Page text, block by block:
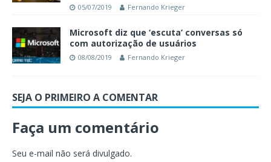
05/07/2019 Fernando Krieger
Microsoft diz que ‘escuta’ conversas só
com autorização de usuários
08/08/2019 Fernando Krieger
SEJA O PRIMEIRO A COMENTAR
Faça um comentário
Seu e-mail não será divulgado.